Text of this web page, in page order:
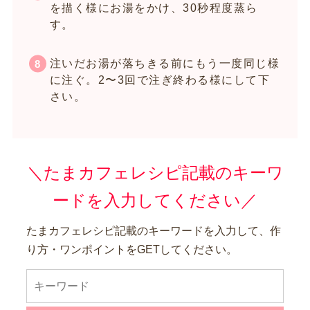
を描く様にお湯をかけ、30秒程度蒸ら
す。
注いだお湯が落ちきる前にもう一度同じ様
に注ぐ。2〜3回で注ぎ終わる様にして下
さい。
＼たまカフェレシピ記載のキーワ
ードを入力してください／
たまカフェレシピ記載のキーワードを入力して、作
り方・ワンポイントをGETしてください。